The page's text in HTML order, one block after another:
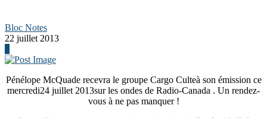
Bloc Notes
22 juillet 2013
Pénélope McQuade recevra le groupe Cargo Culteà son émission ce
mercredi24 juillet 2013sur les ondes de Radio-Canada . Un rendez-
vous à ne pas manquer !